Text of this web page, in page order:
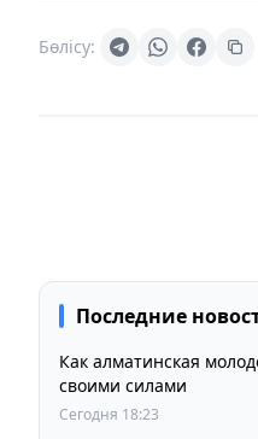
Бөлісу:
Последние
Как алматинская
своими силами
Сегодня 18:23